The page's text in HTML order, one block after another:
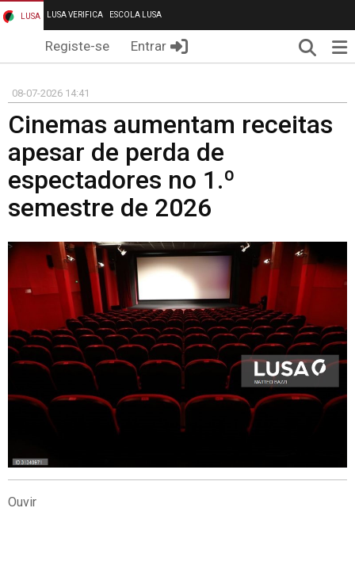
LUSA LUSA VERIFICA ESCOLA LUSA
Registe-se Entrar
08-07-2026 14:41
Cinemas aumentam receitas
apesar de perda de
espectadores no 1.º
semestre de 2026
Ouvir